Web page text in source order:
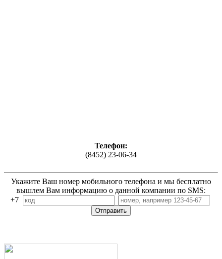
Телефон:
(8452) 23-06-34
Укажите Ваш номер мобильного телефона и мы бесплатно
вышлем Вам информацию о данной компании по SMS:
+7